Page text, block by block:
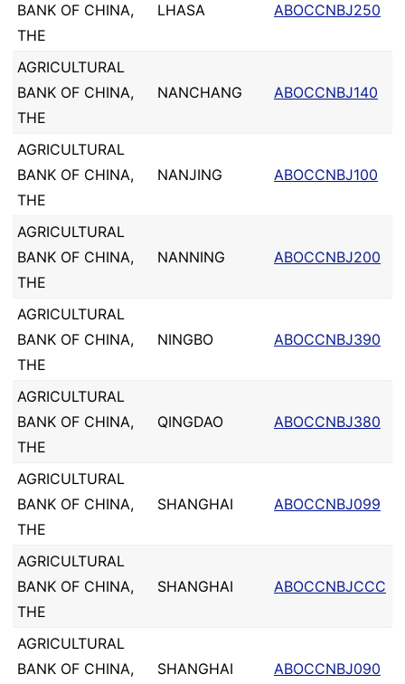
BANK OF CHINA,
THE
LHASA ABOCCNBJ250
AGRICULTURAL
BANK OF CHINA,
THE
NANCHANG ABOCCNBJ140
AGRICULTURAL
BANK OF CHINA,
THE
NANJING ABOCCNBJ100
AGRICULTURAL
BANK OF CHINA,
THE
NANNING ABOCCNBJ200
AGRICULTURAL
BANK OF CHINA,
THE
NINGBO ABOCCNBJ390
AGRICULTURAL
BANK OF CHINA,
THE
QINGDAO ABOCCNBJ380
AGRICULTURAL
BANK OF CHINA,
THE
SHANGHAI ABOCCNBJ099
AGRICULTURAL
BANK OF CHINA,
THE
SHANGHAI ABOCCNBJCCC
AGRICULTURAL
BANK OF CHINA,
SHANGHAI ABOCCNBJ090